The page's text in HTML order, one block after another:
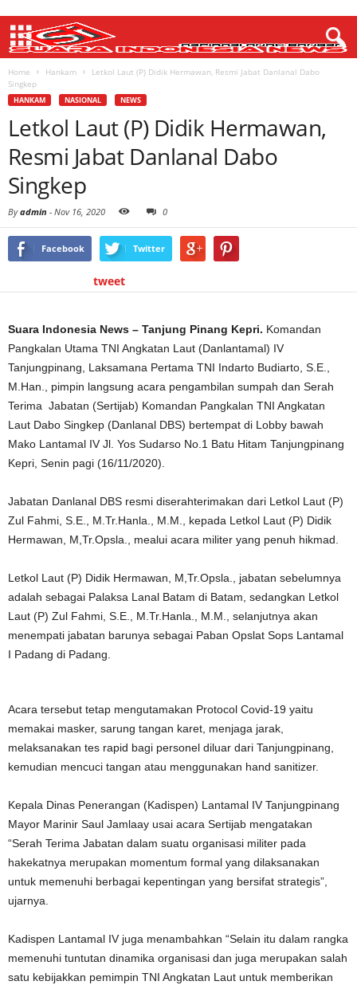
Home Hankam
Letkol Laut (P) Didik Hermawan, Resmi Jabat Danlanal Dabo
Singkep
HANKAM NASIONAL NEWS
Letkol Laut (P) Didik Hermawan,
Resmi Jabat Danlanal Dabo
Singkep
Byadmin - Nov 16, 2020 0
Facebook Twitter
tweet
Suara Indonesia News – Tanjung Pinang Kepri. Komandan
Pangkalan Utama TNI Angkatan Laut (Danlantamal) IV
Tanjungpinang, Laksamana Pertama TNI Indarto Budiarto, S.E.,
M.Han., pimpin langsung acara pengambilan sumpah dan Serah
Terima Jabatan (Sertijab) Komandan Pangkalan TNI Angkatan
Laut Dabo Singkep (Danlanal DBS) bertempat di Lobby bawah
Mako Lantamal IV Jl. Yos Sudarso No.1 Batu Hitam Tanjungpinang
Kepri, Senin pagi (16/11/2020).
Jabatan Danlanal DBS resmi diserahterimakan dari Letkol Laut (P)
Zul Fahmi, S.E., M.Tr.Hanla., M.M., kepada Letkol Laut (P) Didik
Hermawan, M,Tr.Opsla., mealui acara militer yang penuh hikmad.
Letkol Laut (P) Didik Hermawan, M,Tr.Opsla., jabatan sebelumnya
adalah sebagai Palaksa Lanal Batam di Batam, sedangkan Letkol
Laut (P) Zul Fahmi, S.E., M.Tr.Hanla., M.M., selanjutnya akan
menempati jabatan barunya sebagai Paban Opslat Sops Lantamal
I Padang di Padang.
Acara tersebut tetap mengutamakan Protocol Covid-19 yaitu
memakai masker, sarung tangan karet, menjaga jarak,
melaksanakan tes rapid bagi personel diluar dari Tanjungpinang,
kemudian mencuci tangan atau menggunakan hand sanitizer.
Kepala Dinas Penerangan (Kadispen) Lantamal IV Tanjungpinang
Mayor Marinir Saul Jamlaay usai acara Sertijab mengatakan
“Serah Terima Jabatan dalam suatu organisasi militer pada
hakekatnya merupakan momentum formal yang dilaksanakan
untuk memenuhi berbagai kepentingan yang bersifat strategis”,
ujarnya.
Kadispen Lantamal IV juga menambahkan “Selain itu dalam rangka
memenuhi tuntutan dinamika organisasi dan juga merupakan salah
satu kebijakkan pemimpin TNI Angkatan Laut untuk memberikan